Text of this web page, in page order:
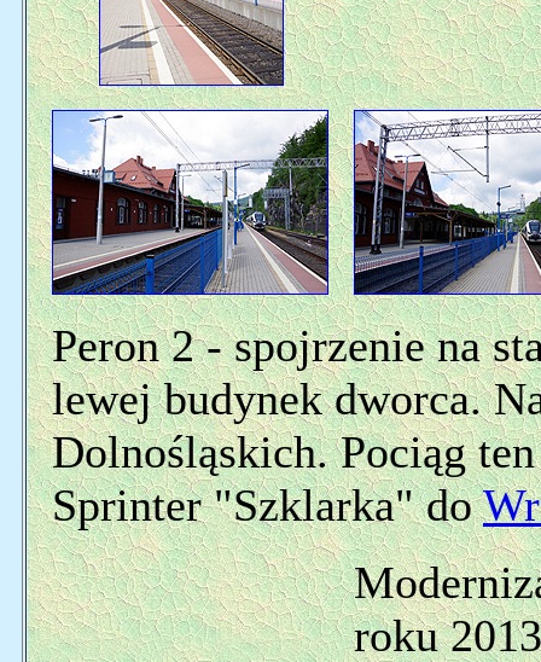
Peron 2 - spojrzenie na
lewej budynek dworca.
Dolnośląskich. Pociąg
Sprinter "Szklarka" do
roku